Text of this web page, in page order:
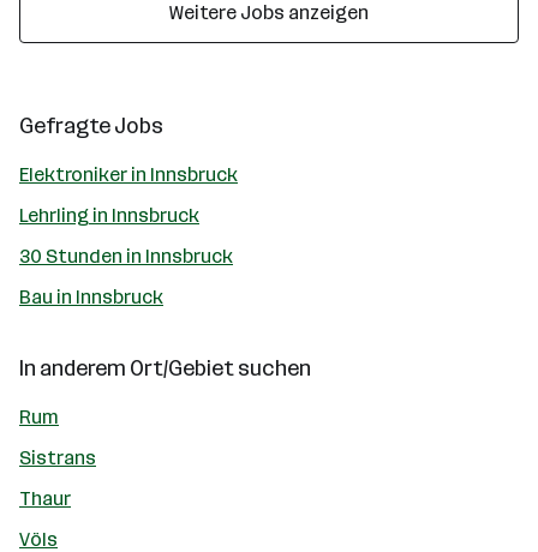
Weitere Jobs anzeigen
Gefragte Jobs
Elektroniker in Innsbruck
Lehrling in Innsbruck
30 Stunden in Innsbruck
Bau in Innsbruck
In anderem Ort/Gebiet suchen
Rum
Sistrans
Thaur
Völs